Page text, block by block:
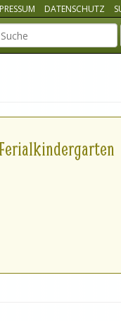
DATENSCHUTZ